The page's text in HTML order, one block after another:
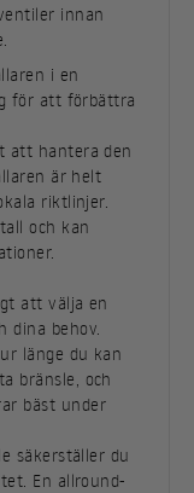
innan
i en
för att förbättra
att hantera den
är helt
riktlinjer.
och kan
att välja en
dina behov.
länge du kan
bränsle, och
bäst under
säkerställer du
En allround-